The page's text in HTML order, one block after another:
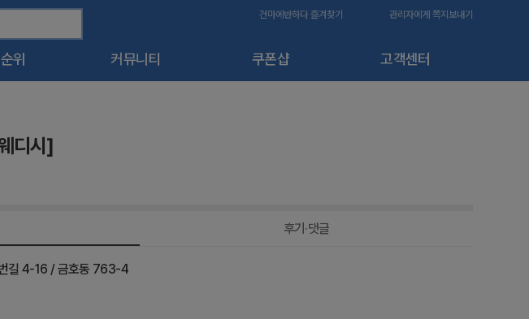
위 커뮤니티 쿠폰샵 고객센터
건마에반하다 즐겨찾기 관리자에게 쪽지보내기
디시]
후기·댓글
길 4-16 / 금호동 763-4